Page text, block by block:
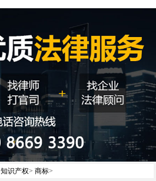
知识产权> 商标>